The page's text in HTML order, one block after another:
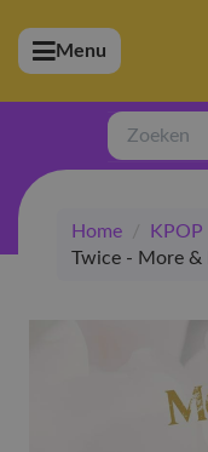
(Artiesten)
(Merchandise)
(Exclusive)
(Winkel)
Menu
Zoeken
Home / KPOP
Twice - More &